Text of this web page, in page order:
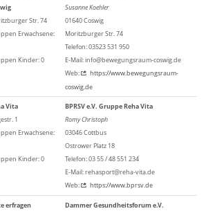
Str. 74
Erwachsene:
Kinder: 0
Susanne Koehler
01640 Coswig
Moritzburger Str. 74
Telefon: 03523 531 950
E-Mail: info@bewegungsraum-coswig.de
Web:
https://www.bewegungsraum-
coswig.de
Vita
1
Erwachsene:
Kinder: 0
BPRSV e.V. Gruppe Reha Vita
Romy Christoph
03046 Cottbus
Ostrower Platz 18
Telefon: 03 55 / 48 551 234
E-Mail: rehasport@reha-vita.de
Web:
https://www.bprsv.de
erfragen
Dammer Gesundheitsforum e.V.